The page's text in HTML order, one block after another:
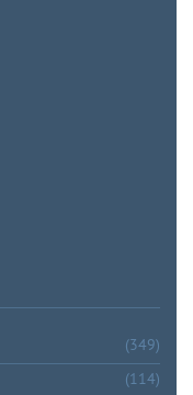
(349)
(114)